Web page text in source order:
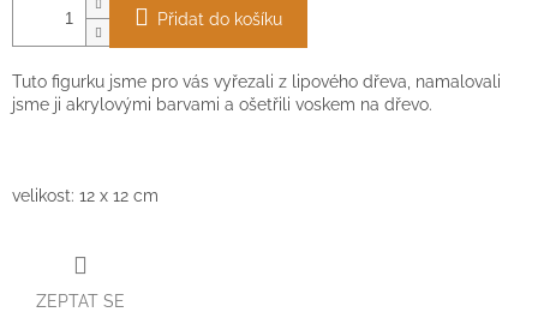
Přidat do košíku
Tuto figurku jsme pro vás vyřezali z lipového dřeva, namalovali
jsme ji akrylovými barvami a ošetřili voskem na dřevo.
velikost: 12 x 12 cm
ZEPTAT SE